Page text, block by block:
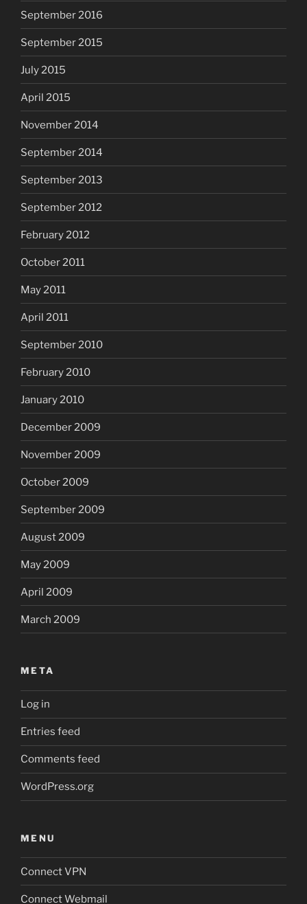
September 2016
September 2015
July 2015
April 2015
November 2014
September 2014
September 2013
September 2012
February 2012
October 2011
May 2011
April 2011
September 2010
February 2010
January 2010
December 2009
November 2009
October 2009
September 2009
August 2009
May 2009
April 2009
March 2009
META
Log in
Entries feed
Comments feed
WordPress.org
MENU
Connect VPN
Connect Webmail